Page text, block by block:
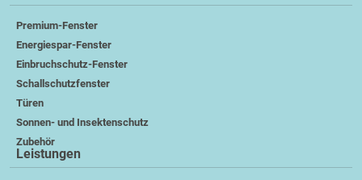
Premium-Fenster
Energiespar-Fenster
Einbruchschutz-Fenster
Schallschutzfenster
Türen
Sonnen- und Insektenschutz
Zubehör
Leistungen